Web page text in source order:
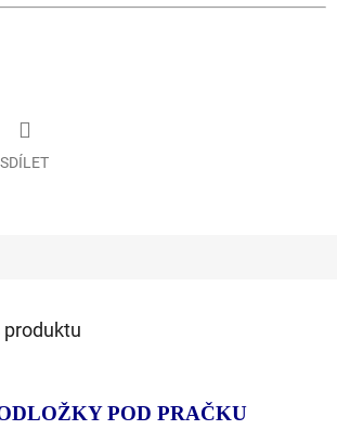
SDÍLET
produktu
POD PRAČKU